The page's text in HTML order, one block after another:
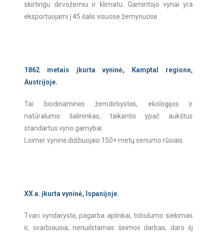
skirtingu dirvožemiu ir klimatu. Gamintojo vynai yra
eksportuojami į 45 šalis visuose žemynuose.
1862 metais įkurta vyninė, Kamptal regione,
Austrijoje.
Tai biodinaminės žemdirbystės, ekologijos ir
natūralumo šalininkas, taikantis ypač aukštus
standartus vyno gamybai.
Loimer vyninė didžiuojasi 150+ metų senumo rūsiais.
XX a. įkurta vyninė, Ispanijoje.
Tvari vyndarystė, pagarba aplinkai, tobulumo siekimas
ir, svarbiausia, nenuilstamas šeimos darbas, daro šį